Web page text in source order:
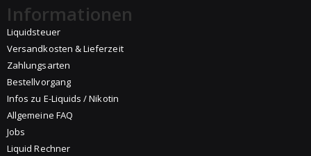
Informationen
Liquidsteuer
Versandkosten & Lieferzeit
Zahlungsarten
Bestellvorgang
Infos zu E-Liquids / Nikotin
Allgemeine FAQ
Jobs
Liquid Rechner